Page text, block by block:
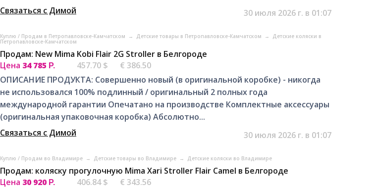
Связаться с Димой
30 июля 2026 г. в 01:07
Куплю / Продам в Петропавловске-Камчатском → Детские товары в Петропавловске-Камчатском → Детские коляски в
Петропавловске-Камчатском
Продам: New Mima Kobi Flair 2G Stroller в Белгороде
Цена 34 785 Р. 457.70 $
€ 386.50
ОПИСАНИЕ ПРОДУКТА: Совершенно новый (в оригинальной коробке) - никогда
не использовался 100% подлинный / оригинальный 2 полных года
международной гарантии Опечатано на производстве Комплектные аксессуары
(оригинальная упаковочная коробка) Абсолютно...
Связаться с Димой
30 июля 2026 г. в 01:07
Куплю / Продам во Владимире → Детские товары во Владимире → Детские коляски во Владимире
Продам: коляску прогулочную Mima Xari Stroller Flair Camel в Белгороде
Цена 30 920 Р. 406.84 $
€ 343.56